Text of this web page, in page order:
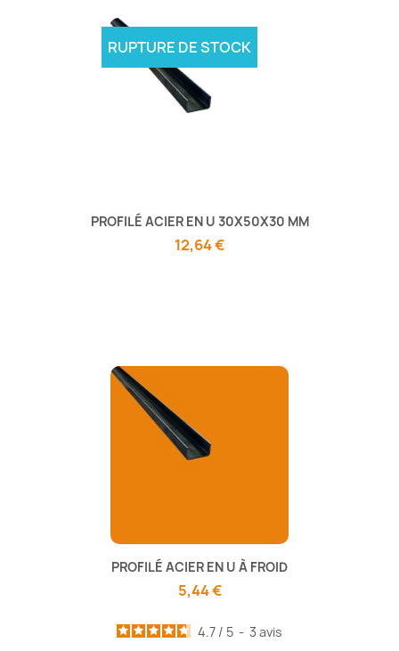
PROFILÉ ACIER EN U 30X50X30 MM
12,64 €
RUPTURE DE STOCK
PROFILÉ ACIER EN U À FROID
5,44 €
4.7 / 5 - 3avis